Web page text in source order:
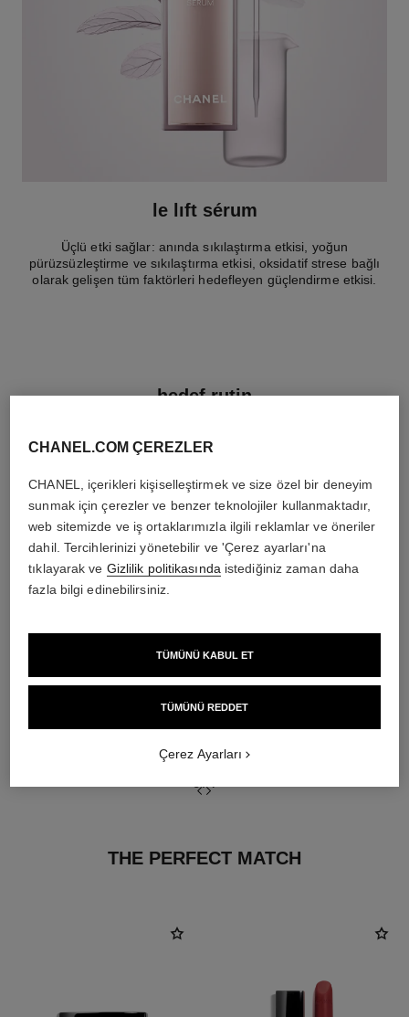
le lift sérum
Üçlü etki sağlar: anında sıkılaştırma etkisi, yoğun
pürüzsüzleştirme ve sıkılaştırma etkisi, oksidatif strese bağlı
olarak gelişen tüm faktörleri hedefleyen güçlendirme etkisi.
hedef ruti̇n
03
Uzman serumlar ile
THE PERFECT MATCH
CHANEL.COM ÇEREZLER
CHANEL, içerikleri kişiselleştirmek ve size özel bir deneyim
sunmak için çerezler ve benzer teknolojiler kullanmaktadır,
web sitemizde ve iş ortaklarımızla ilgili reklamlar ve öneriler
dahil. Tercihlerinizi yönetebilir ve 'Çerez ayarları'na
tıklayarak ve Gizlilik politikasında istediğiniz zaman daha
fazla bilgi edinebilirsiniz.
TÜMÜNÜ REDDET
TÜMÜNÜ KABUL ET
Çerez Ayarları